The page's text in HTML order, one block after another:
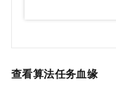
查看算法任务血缘